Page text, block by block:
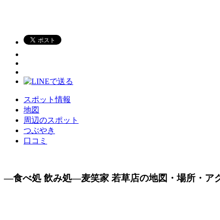
スポット情報
地図
周辺のスポット
つぶやき
口コミ
―食べ処 飲み処―麦笑家 若草店の地図・場所・ア